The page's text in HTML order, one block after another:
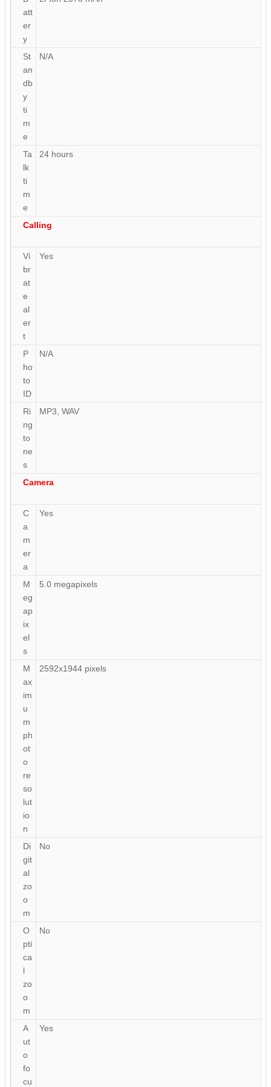
att
er
y
St
an
db
y
ti
m
e
N/A
Ta
lk
ti
m
e
24 hours
Calling
Vi
br
at
e
al
er
t
Yes
P
ho
to
ID
N/A
Ri
ng
to
ne
s
MP3, WAV
Camera
C
a
m
er
a
Yes
M
eg
ap
ix
el
s
5.0 megapixels
M
ax
im
u
m
ph
ot
o
re
so
lut
io
n
2592х1944 pixels
Di
git
al
zo
o
m
No
O
pti
ca
l
zo
o
m
No
A
ut
o
fo
cu
Yes